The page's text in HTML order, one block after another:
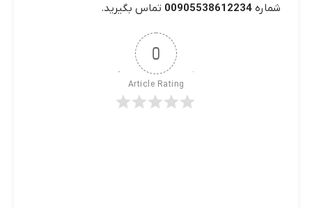
شماره 00905538612234 تماس بگیرید.
0
Article Rating